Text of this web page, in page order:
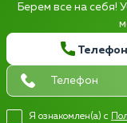
Берем все на себя!
Телефон
Я ознакомлен(а) с